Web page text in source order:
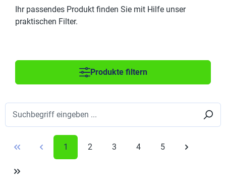
Ihr passendes Produkt finden Sie mit Hilfe unser
praktischen Filter.
Produkte filtern
1 2 3 4 5